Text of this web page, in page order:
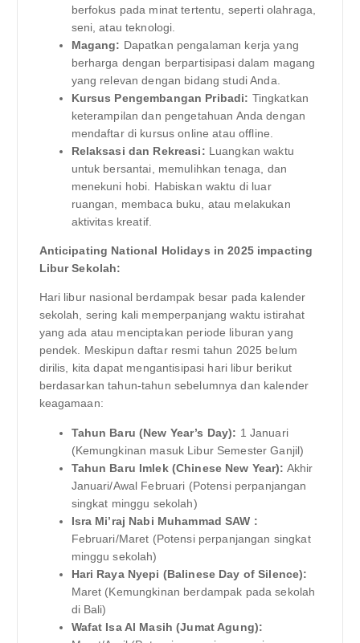
berfokus pada minat tertentu, seperti olahraga,
seni, atau teknologi.
Magang: Dapatkan pengalaman kerja yang
berharga dengan berpartisipasi dalam magang
yang relevan dengan bidang studi Anda.
Kursus Pengembangan Pribadi: Tingkatkan
keterampilan dan pengetahuan Anda dengan
mendaftar di kursus online atau offline.
Relaksasi dan Rekreasi: Luangkan waktu
untuk bersantai, memulihkan tenaga, dan
menekuni hobi. Habiskan waktu di luar
ruangan, membaca buku, atau melakukan
aktivitas kreatif.
Anticipating National Holidays in 2025 impacting
Libur Sekolah:
Hari libur nasional berdampak besar pada kalender
sekolah, sering kali memperpanjang waktu istirahat
yang ada atau menciptakan periode liburan yang
pendek. Meskipun daftar resmi tahun 2025 belum
dirilis, kita dapat mengantisipasi hari libur berikut
berdasarkan tahun-tahun sebelumnya dan kalender
keagamaan:
Tahun Baru (New Year’s Day): 1 Januari
(Kemungkinan masuk Libur Semester Ganjil)
Tahun Baru Imlek (Chinese New Year): Akhir
Januari/Awal Februari (Potensi perpanjangan
singkat minggu sekolah)
Isra Mi’raj Nabi Muhammad SAW :
Februari/Maret (Potensi perpanjangan singkat
minggu sekolah)
Hari Raya Nyepi (Balinese Day of Silence):
Maret (Kemungkinan berdampak pada sekolah
di Bali)
Wafat Isa Al Masih (Jumat Agung):